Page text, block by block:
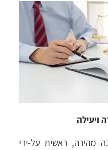
ויעילה
מהירה, ראשית על-ידי